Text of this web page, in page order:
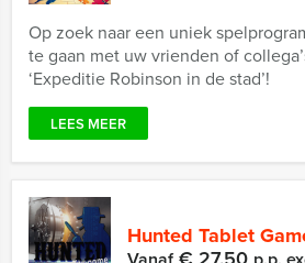
Op zoek naar een uniek
te gaan met uw vrienden of
‘Expeditie Robinson in de stad’!
LEES MEER
Hunted Tablet